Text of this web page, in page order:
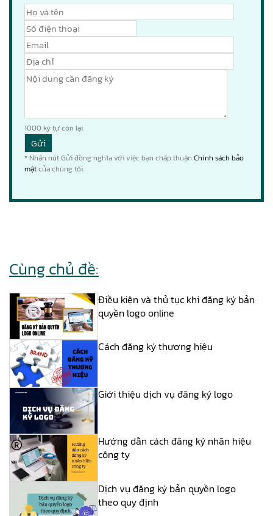
1000 ký tự còn lại.
* Nhấn nút Gửi đồng nghĩa với việc bạn chấp thuận Chính sách bảo
mậtcủa chúng tôi.
Cùng chủ đề:
Điều kiện và thủ tục khi đăng ký bản
quyền logo online
Cách đăng ký thương hiệu
Giới thiệu dịch vụ đăng ký logo
Hướng dẫn cách đăng ký nhãn hiệu
công ty
Dịch vụ đăng ký bản quyền logo
theo quy định